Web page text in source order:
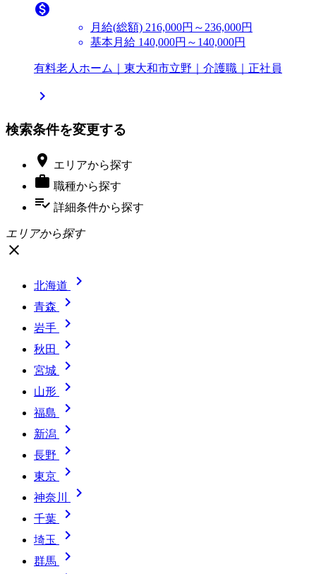

月給(総額) 216,000円～236,000円
基本月給 140,000円～140,000円
有料老人ホーム｜東大和市立野｜介護職｜正社員

検索条件を変更する
 エリアから探す
 職種から探す
playlist_add_check 詳細条件から探す
エリアから探す
close
北海道 
青森 
岩手 
秋田 
宮城 
山形 
福島 
新潟 
長野 
東京 
神奈川 
千葉 
埼玉 
群馬
